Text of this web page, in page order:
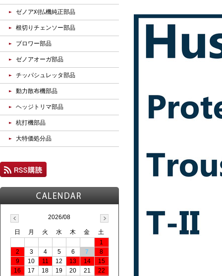
ゼノア刈払機純正部品
根切りチェンソー部品
ブロワー部品
ゼノアオーガ部品
チッパシュレッタ部品
動力散布機部品
ヘッジトリマ部品
杭打機部品
大特価処分品
2026/08
日 月 火 水 木 金
土
1
2
3 4 5 6 7
8
9
10 11 12 13 14
15
16
17 18 19 20 21
22